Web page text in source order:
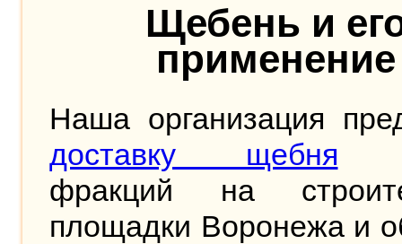
Щебень и
применение
Наша организация
доставку щебня
фракций на
площадки Воронежа и